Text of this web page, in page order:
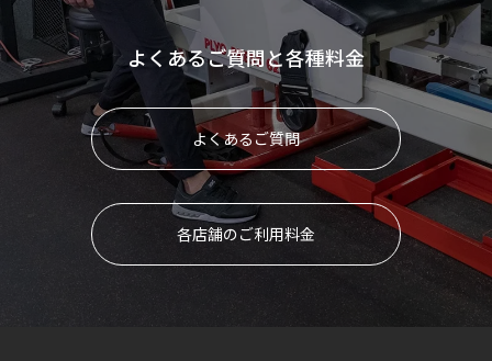
よくあるご質問と各種料金
よくあるご質問
各店舗のご利用料金